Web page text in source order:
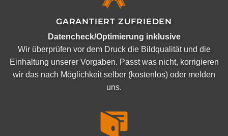
GARANTIERT ZUFRIEDEN
Datencheck/Optimierung inklusive
Wir überprüfen vor dem Druck die Bildqualität und die
Einhaltung unserer Vorgaben. Passt was nicht, korrigieren
wir das nach Möglichkeit selber (kostenlos) oder melden
uns.